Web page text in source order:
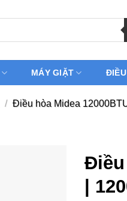
MÁY GIẶT
/ Điều hòa Midea
Điều
|